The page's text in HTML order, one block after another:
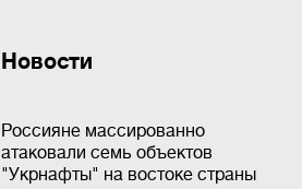
Новости
Россияне массированно
атаковали семь объектов
"Укрнафты" на востоке страны